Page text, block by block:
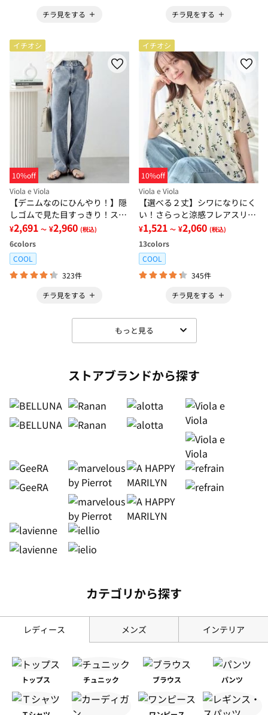
チラ見をする
チラ見をする
イチオシ
10%off
Viola e Viola
【デニムなのにひんやり！】隠
しゴムで見た目すっきり！スト
レッチ楽ちんデニム
¥2,691 ～ ¥2,960 (税込)
6colors
COOL
323件
チラ見をする
イチオシ
10%off
Viola e Viola
【選べる２丈】シワになりにく
い！さらっと涼感フレアスリー
ブブラウス
¥1,521 ～ ¥2,060 (税込)
13colors
COOL
345件
チラ見をする
もっと見る
ストアブランドから探す
カテゴリから探す
レディース メンズ インテリア
トップス チュニック ブラウス パンツ